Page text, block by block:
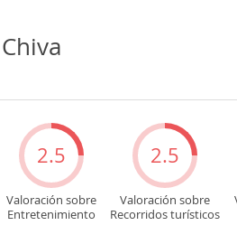
2.5
Valoración sobre
Entretenimiento
2.5
Valoración sobre
Recorridos turísticos